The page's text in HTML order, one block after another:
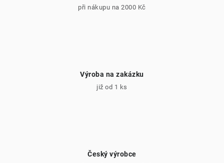
při nákupu na 2000 Kč
Výroba na zakázku
již od 1 ks
Český výrobce